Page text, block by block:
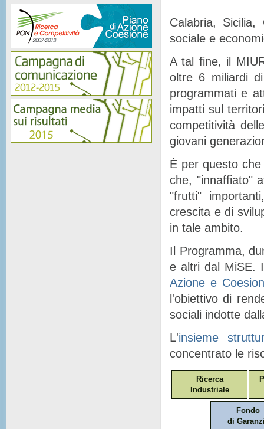
Calabria, Sicilia,
sociale e
A tal fine, il
oltre 6 miliardi
programmati e
impatti sul
competitività
giovani
È per questo
che, "innaffiato"
"frutti"
crescita e di
in tale ambito.
Il Programma,
e altri dal MiSE.
Azione e
l'obiettivo di
sociali indotte
L'insieme
concentrato le
Ricerca
Industriale
Fondo
di